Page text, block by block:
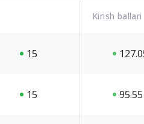
Kirish ballari
15
15 95.55